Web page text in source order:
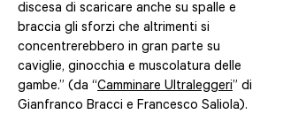
discesa di scaricare anche su spalle e
braccia gli sforzi che altrimenti si
concentrerebbero in gran parte su
caviglie, ginocchia e muscolatura delle
gambe.” (da “Camminare Ultraleggeri” di
Gianfranco Bracci e Francesco Saliola).